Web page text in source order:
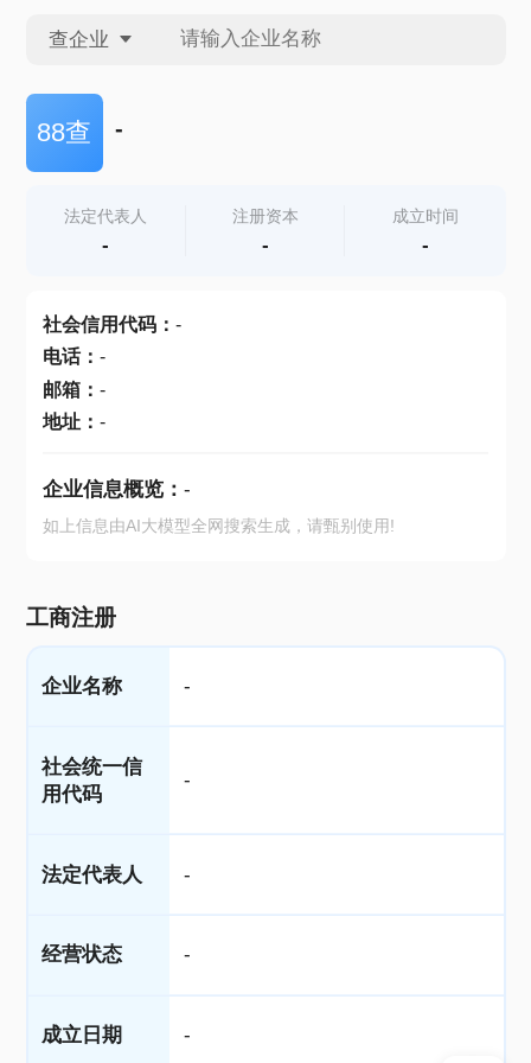
查企业
查企业
查产地
88查 -
法定代表人
-
注册资本
-
成立时间
-
社会信用代码： -
电话： -
邮箱： -
地址： -
企业信息概览： -
如上信息由AI大模型全网搜索生成，请甄别使用!
工商注册
企业名称 -
社会统一信
用代码
-
法定代表人 -
经营状态 -
成立日期 -